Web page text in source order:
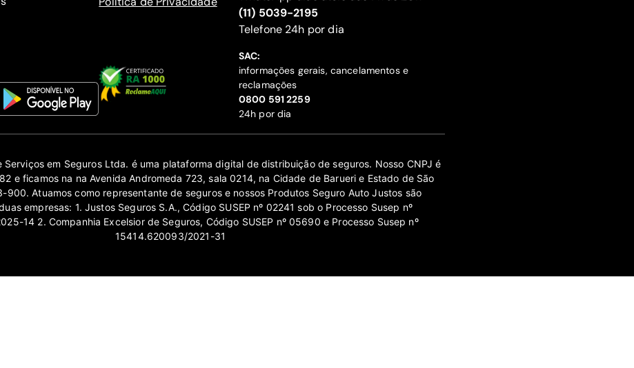
(11) 5039-2195
‍Telefone 24h por dia
SAC:
informações gerais, cancelamentos e
reclamações
‍0800 591 2259
24h por dia
Serviços em Seguros Ltda. é uma plataforma digital de distribuição de seguros. Nosso CNPJ é
e ficamos na na Avenida Andromeda 723, sala 0214, na Cidade de Barueri e Estado de São
900. Atuamos como representante de seguros e nossos Produtos Seguro Auto Justos são
empresas: 1. Justos Seguros S.A., Código SUSEP nº 02241 sob o Processo Susep nº
14 2. Companhia Excelsior de Seguros, Código SUSEP nº 05690 e Processo Susep nº
15414.620093/2021-31